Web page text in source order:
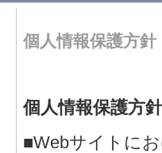
個人情報保護方針
個人情報保護方針
■Webサイトに